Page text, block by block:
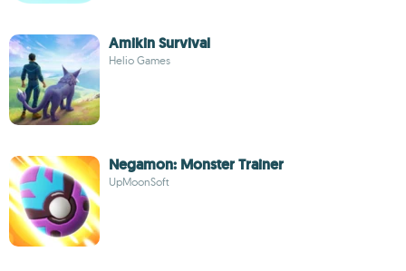
Amikin Survival
Helio Games
Negamon: Monster Trainer
UpMoonSoft